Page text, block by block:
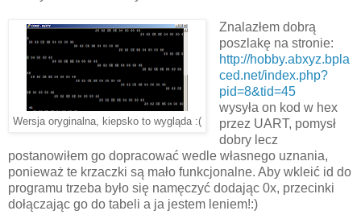
Wersja oryginalna, kiepsko to wygląda :(
Znalazłem dobrą
poszlakę na stronie:
http://hobby.abxyz.bpla
ced.net/index.php?
pid=8&tid=45
wysyła on kod w hex
przez UART, pomysł
dobry lecz
postanowiłem go dopracować wedle własnego uznania,
ponieważ te krzaczki są mało funkcjonalne. Aby wkleić id do
programu trzeba było się namęczyć dodając 0x, przecinki
dołączając go do tabeli a ja jestem leniem!:)